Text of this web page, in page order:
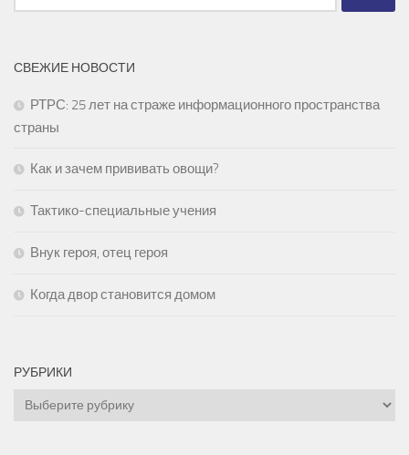
СВЕЖИЕ НОВОСТИ
РТРС: 25 лет на страже информационного пространства
страны
Как и зачем прививать овощи?
Тактико-специальные учения
Внук героя, отец героя
Когда двор становится домом
РУБРИКИ
Рубрики